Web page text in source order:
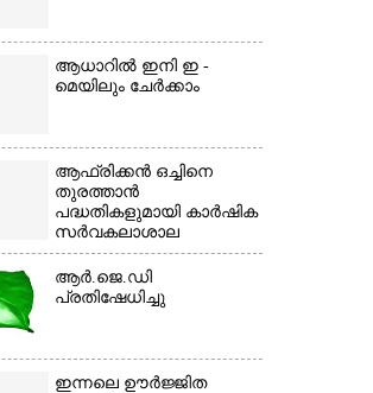
ആധാറിൽ ഇനി ഇ -
മെയിലും ചേർക്കാം
ആഫ്രിക്കൻ ഒച്ചിനെ
തുരത്താൻ
പദ്ധതികളുമായി കാർഷിക
സർവകലാശാല
ആർ.ജെ.ഡി
പ്രതിഷേധിച്ചു
ഇന്നലെ ഊർജ്ജിത